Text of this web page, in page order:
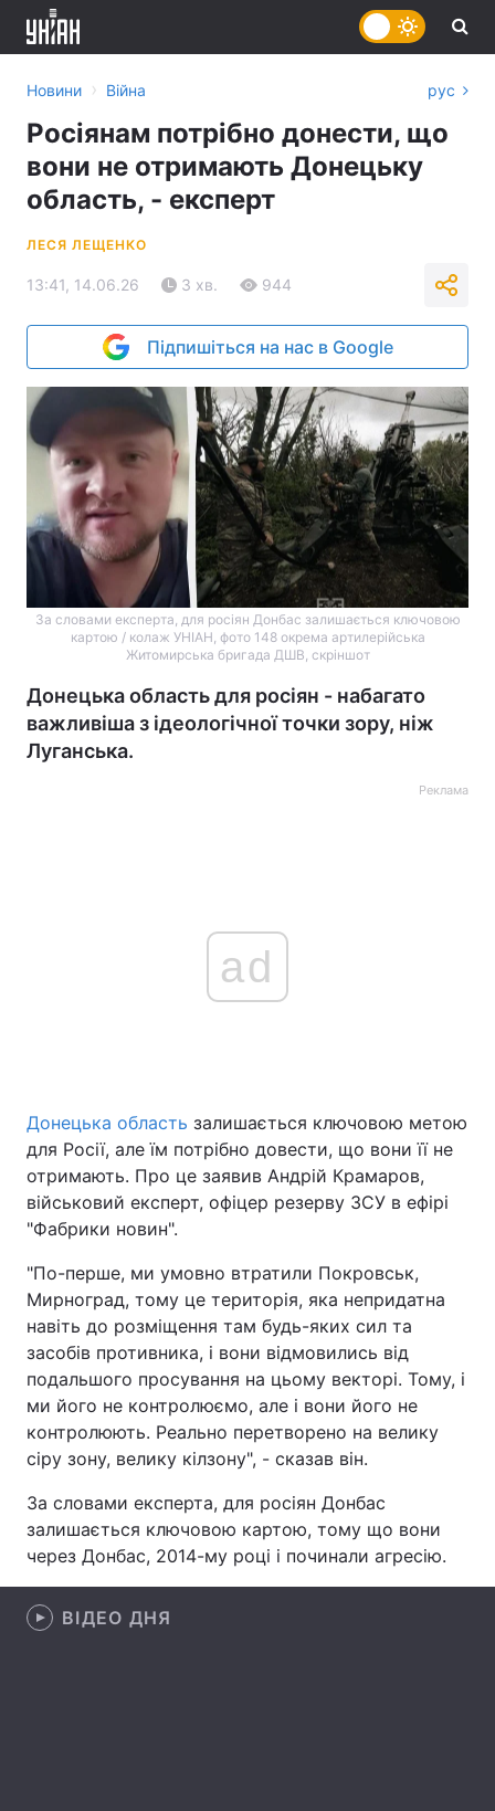
Україна Політика
Економіка Світ
Спорт
Техно і зв'язок Лайт
Зброя Інциденти
Здоров'я Туризм
Цікавинки Погода
Екологія
Лонгріди
Відео з Youtube Статті
Інтерв'ю
Новини › Війна рус
Росіянам потрібно донести, що
вони не отримають Донецьку
область, - експерт
ЛЕСЯ ЛЕЩЕНКО
13:41, 14.06.26 3 хв. 944
Підпишіться на нас в Google
За словами експерта, для росіян Донбас залишається ключовою
картою / колаж УНІАН, фото 148 окрема артилерійська
Житомирська бригада ДШВ, скріншот
Донецька область для росіян - набагато
важливіша з ідеологічної точки зору, ніж
Луганська.
Реклама
ad
Донецька область залишається ключовою метою
для Росії, але їм потрібно довести, що вони її не
отримають. Про це заявив Андрій Крамаров,
військовий експерт, офіцер резерву ЗСУ в ефірі
"Фабрики новин".
"По-перше, ми умовно втратили Покровськ,
Мирноград, тому це територія, яка непридатна
навіть до розміщення там будь-яких сил та
засобів противника, і вони відмовились від
подальшого просування на цьому векторі. Тому, і
ми його не контролюємо, але і вони його не
контролюють. Реально перетворено на велику
сіру зону, велику кілзону", - сказав він.
За словами експерта, для росіян Донбас
залишається ключовою картою, тому що вони
через Донбас, 2014-му році і починали агресію.
ВІДЕО ДНЯ